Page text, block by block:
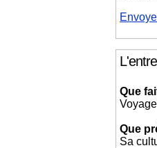
Que
Que
Sa